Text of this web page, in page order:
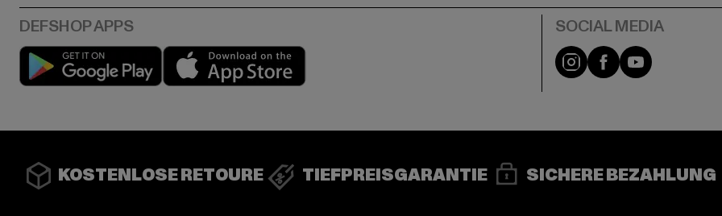
Play market Instagram
FacebookYouTube
KOSTENLOSE RETOURE TIEFPREISGARANTIE SICHERE BEZAHLUNG